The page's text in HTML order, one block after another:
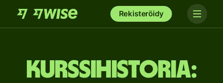
Rekisteröidy
Kurssihistoria: